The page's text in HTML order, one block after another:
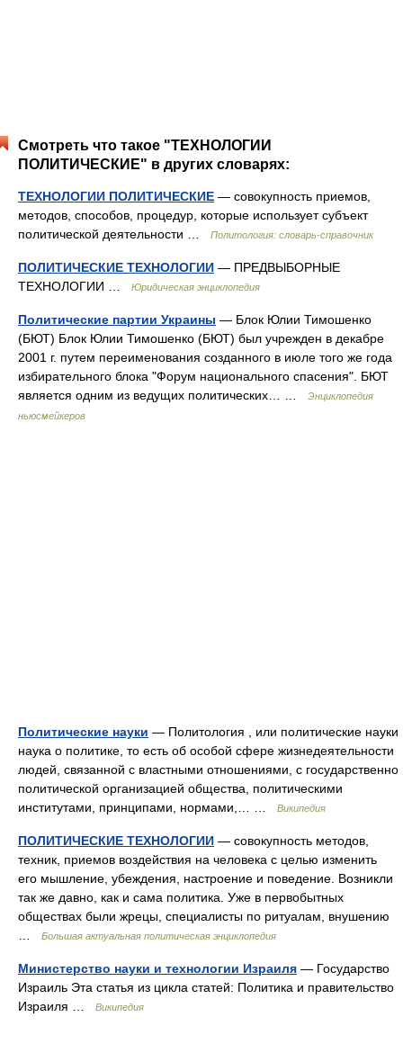
Смотреть что такое "ТЕХНОЛОГИИ
ПОЛИТИЧЕСКИЕ" в других словарях:
ТЕХНОЛОГИИ ПОЛИТИЧЕСКИЕ — совокупность приемов,
методов, способов, процедур, которые использует субъект
политической деятельности …
Политология: словарь-справочник
ПОЛИТИЧЕСКИЕ ТЕХНОЛОГИИ — ПРЕДВЫБОРНЫЕ
ТЕХНОЛОГИИ …
Юридическая энциклопедия
Политические партии Украины — Блок Юлии Тимошенко
(БЮТ) Блок Юлии Тимошенко (БЮТ) был учрежден в декабре
2001 г. путем переименования созданного в июле того же года
избирательного блока "Форум национального спасения". БЮТ
является одним из ведущих политических… …
Энциклопедия
ньюсмейкеров
Политические науки — Политология , или политические науки
наука о политике, то есть об особой сфере жизнедеятельности
людей, связанной с властными отношениями, с государственно
политической организацией общества, политическими
институтами, принципами, нормами,… …
Википедия
ПОЛИТИЧЕСКИЕ ТЕХНОЛОГИИ — совокупность методов,
техник, приемов воздействия на человека с целью изменить
его мышление, убеждения, настроение и поведение. Возникли
так же давно, как и сама политика. Уже в первобытных
обществах были жрецы, специалисты по ритуалам, внушению
Большая актуальная политическая энциклопедия
Министерство науки и технологии Израиля — Государство
Израиль Эта статья из цикла статей: Политика и правительство
Израиля …
Википедия